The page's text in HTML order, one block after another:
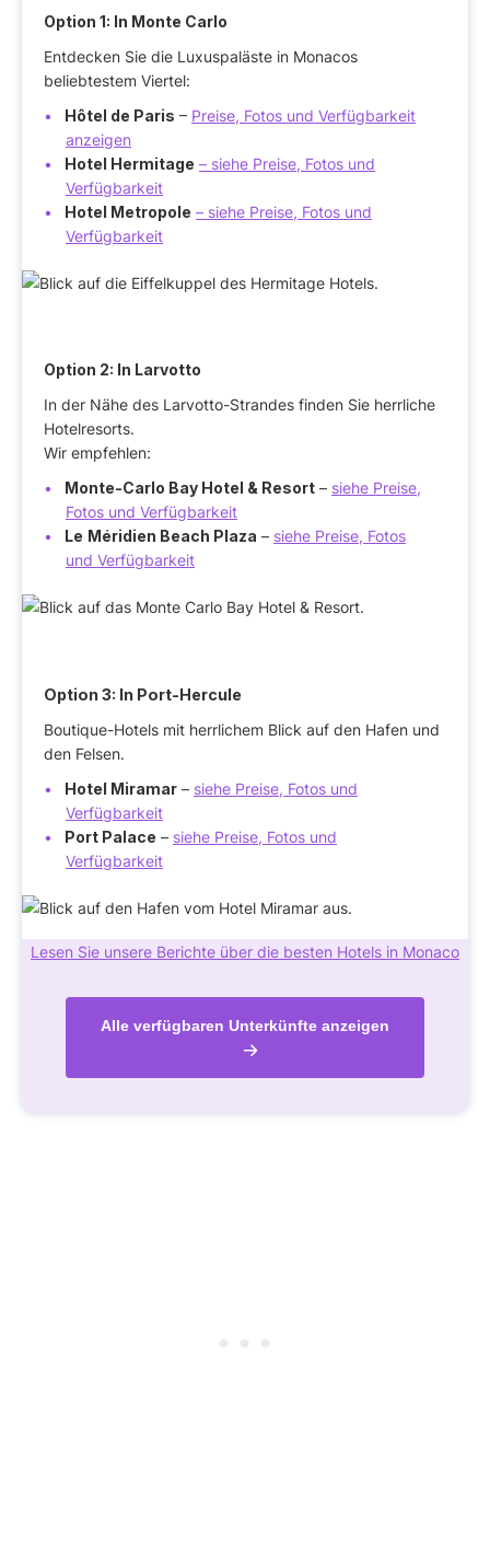
Option 1: In Monte Carlo
Entdecken Sie die Luxuspaläste in Monacos
beliebtestem Viertel:
Hôtel de Paris – Preise, Fotos und Verfügbarkeit
anzeigen
Hotel Hermitage – siehe Preise, Fotos und
Verfügbarkeit
Hotel Metropole – siehe Preise, Fotos und
Verfügbarkeit
Option 2: In Larvotto
In der Nähe des Larvotto-Strandes finden Sie herrliche
Hotelresorts.
Wir empfehlen:
Monte-Carlo Bay Hotel & Resort – siehe Preise,
Fotos und Verfügbarkeit
Le Méridien Beach Plaza – siehe Preise, Fotos
und Verfügbarkeit
Option 3: In Port-Hercule
Boutique-Hotels mit herrlichem Blick auf den Hafen und
den Felsen.
Hotel Miramar – siehe Preise, Fotos und
Verfügbarkeit
Port Palace – siehe Preise, Fotos und
Verfügbarkeit
Lesen Sie unsere Berichte über die besten Hotels in Monaco
Alle verfügbaren Unterkünfte anzeigen